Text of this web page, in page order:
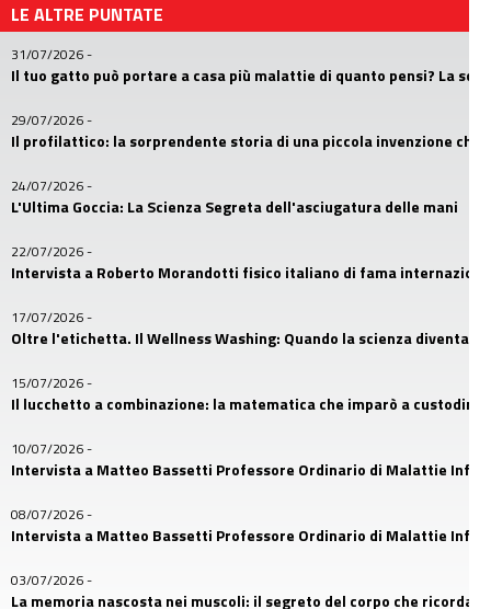
LE ALTRE PUNTATE
31/07/2026-
Il tuo gatto può portare a casa più malattie di quanto pensi? La
29/07/2026-
Il profilattico: la sorprendente storia di una piccola invenzione
24/07/2026-
L'Ultima Goccia: La Scienza Segreta dell'asciugatura delle mani
22/07/2026-
Intervista a Roberto Morandotti fisico italiano di fama
17/07/2026-
Oltre l'etichetta. Il Wellness Washing: Quando la scienza diventa
15/07/2026-
Il lucchetto a combinazione: la matematica che imparò a custodire
10/07/2026-
Intervista a Matteo Bassetti Professore Ordinario di Malattie
08/07/2026-
Intervista a Matteo Bassetti Professore Ordinario di Malattie
03/07/2026-
La memoria nascosta nei muscoli: il segreto del corpo che ricorda